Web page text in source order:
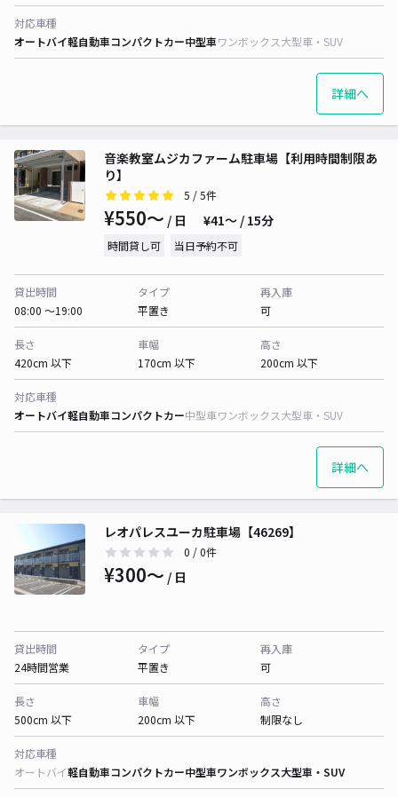
対応車種
オートバイ軽自動車コンパクトカー中型車ワンボックス大型車・SUV
詳細へ
音楽教室ムジカファーム駐車場【利用時間制限あ
り】
5 / 5件
¥550〜 / 日 ¥41〜 / 15分
時間貸し可 当日予約不可
貸出時間
08:00 〜19:00
タイプ
平置き
再入庫
可
長さ
420cm 以下
車幅
170cm 以下
高さ
200cm 以下
対応車種
オートバイ軽自動車コンパクトカー中型車ワンボックス大型車・SUV
詳細へ
レオパレスユーカ駐車場【46269】
0 / 0件
¥300〜 / 日
貸出時間
24時間営業
タイプ
平置き
再入庫
可
長さ
500cm 以下
車幅
200cm 以下
高さ
制限なし
対応車種
オートバイ軽自動車コンパクトカー中型車ワンボックス大型車・SUV